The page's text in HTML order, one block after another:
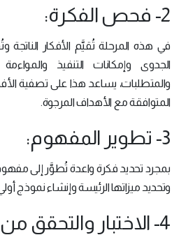
2- فحص الفكرة:
في هذه المرحلة تُقيَّم الأفكار
الجدوى وإمكانات التنفيذ
والمتطلبات، يساعد هذا على تصفية
المتوافقة مع الأهداف المرجوة.
3- تطوير المفهوم:
بمجرد تحديد فكرة واعدة تُطوَّر إلى
وتحديد ميزاتها الرئيسة وإنشاء نموذج
4- الاختبار والتحقق من الصحة: